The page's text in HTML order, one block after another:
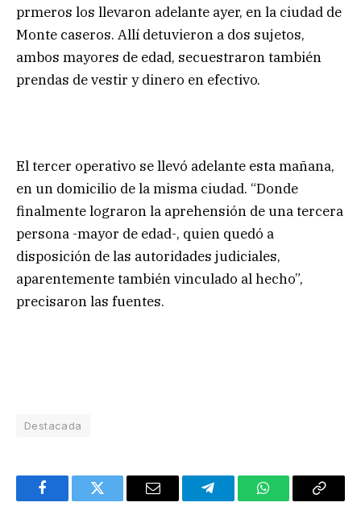
prmeros los llevaron adelante ayer, en la ciudad de
Monte caseros. Allí detuvieron a dos sujetos,
ambos mayores de edad, secuestraron también
prendas de vestir y dinero en efectivo.
El tercer operativo se llevó adelante esta mañana,
en un domicilio de la misma ciudad. “Donde
finalmente lograron la aprehensión de una tercera
persona -mayor de edad-, quien quedó a
disposición de las autoridades judiciales,
aparentemente también vinculado al hecho”,
precisaron las fuentes.
Destacada
FacebookTwitter Email TelegramWhatsAppCopy